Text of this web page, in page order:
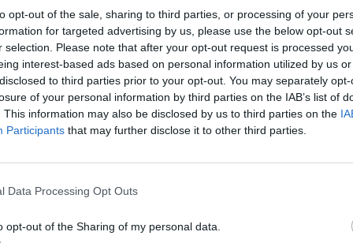
opt-out of the sale, sharing to third parties, or processing of your
for targeted advertising by us, please use the below opt-out
selection. Please note that after your opt-out request is processed
interest-based ads based on personal information utilized by us
to third parties prior to your opt-out. You may separately
of your personal information by third parties on the IAB’s list of
This information may also be disclosed by us to third parties on the
Participants that may further disclose it to other third parties.
Data Processing Opt Outs
opt-out of the Sharing of my personal data.
presionar y comprar voluntades médicas.
incentivos económicos vinculados a
y al recorte de las incapacidades temporales.
significa que el PP premia con pluses
médicas prematuras o que deniegan bajas
estrictamente económicos por encima
a actuar como contables de la
la vida de sus pacientes. Con esta medida,
privadas en una cacería despiadada